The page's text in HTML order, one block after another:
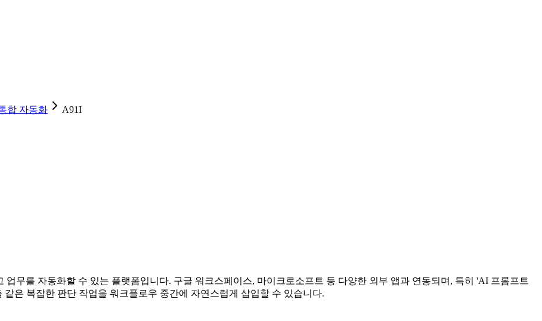
합 자동화 A91I
무를 자동화할 수 있는 플랫폼입니다. 구글 워크스페이스, 마이크로소프트 등 다양한 외부 앱과 연동되며, 특히 'AI 프롬프트
은 복잡한 판단 작업을 워크플로우 중간에 자연스럽게 삽입할 수 있습니다.